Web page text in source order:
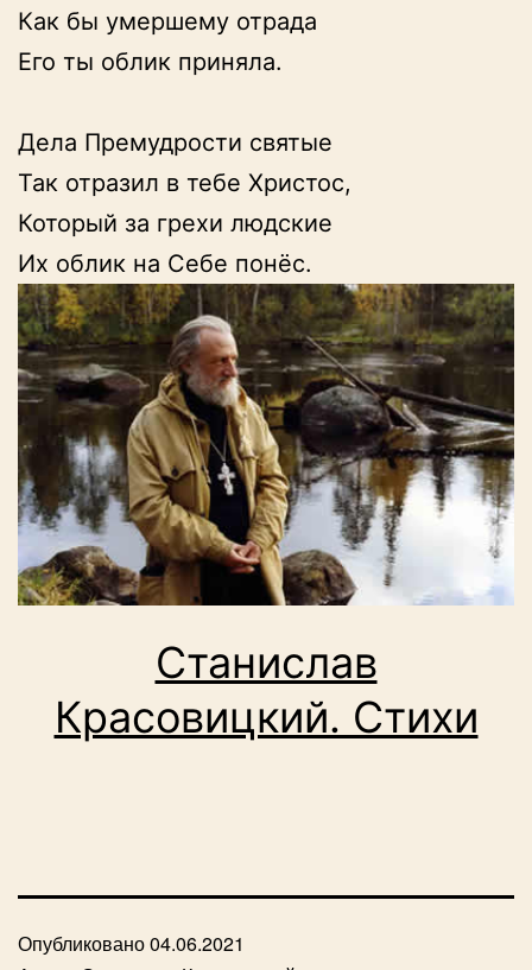
Как бы умершему отрада
Его ты облик приняла.
Дела Премудрости святые
Так отразил в тебе Христос,
Который за грехи людские
Их облик на Себе понёс.
Станислав
Красовицкий. Стихи
Опубликовано04.06.2021